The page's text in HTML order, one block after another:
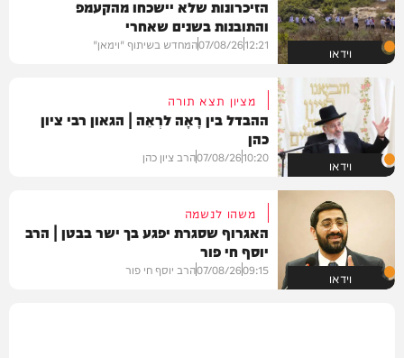
וידאו
הזיכרונות שלא יישכחו מהקעמפ
והתובנות בשנים שאחרי
12:21
07/08/26המחדש בשיתוף "וימאן"
וידאו
מציון תצא תורה
ההבדל בין רָאָה לרְאֵה | הגאון רבי ציון
כהן
10:20
07/08/26הרב ציון כהן
וידאו
משהו לנשמה
האגרוף שסגרת יפגע בך ישר בבטן | הרב
יוסף חי פור
09:15
07/08/26הרב יוסף חי פור